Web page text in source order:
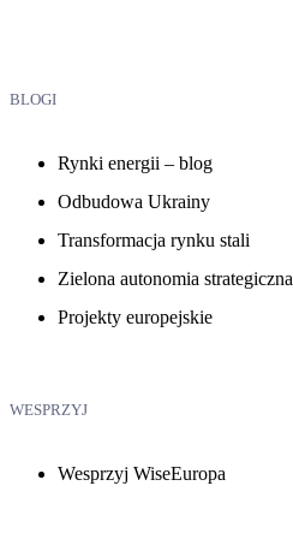
BLOGI
Rynki energii – blog
Odbudowa Ukrainy
Transformacja rynku stali
Zielona autonomia strategiczna
Projekty europejskie
WESPRZYJ
Wesprzyj WiseEuropa